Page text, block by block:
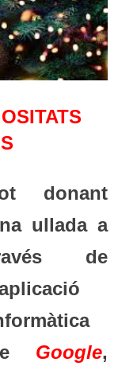
donant
ullada a
de
Google,